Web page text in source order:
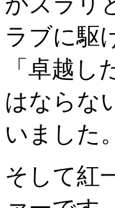
ラブに駆
「卓越
はならな
いました。
そして紅